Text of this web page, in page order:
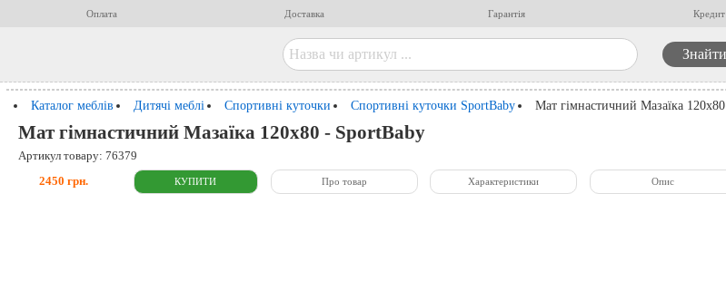
Оплата Доставка Гарантія Кредит
Каталог меблів Дитячі меблі Спортивні куточки Спортивні куточки SportBaby Мат гімнастичний Мазаїка 120х80
Мат гімнастичний Мазаїка 120х80 - SportBaby
Артикул товару: 76379
2450 грн. Про товар Характеристики Опис